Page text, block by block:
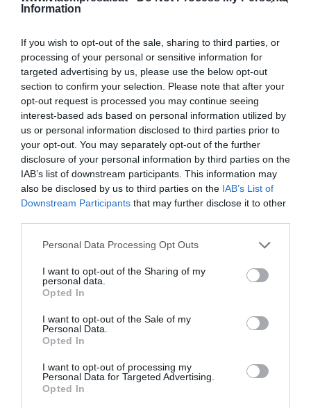
Information
If you wish to opt-out of the sale, sharing to third parties, or
processing of your personal or sensitive information for
targeted advertising by us, please use the below opt-out
section to confirm your selection. Please note that after your
opt-out request is processed you may continue seeing
interest-based ads based on personal information utilized by
us or personal information disclosed to third parties prior to
your opt-out. You may separately opt-out of the further
disclosure of your personal information by third parties on the
IAB’s list of downstream participants. This information may
also be disclosed by us to third parties on the IAB’s List of
Downstream Participants that may further disclose it to other
Personal Data Processing Opt Outs
I want to opt-out of the Sharing of my
personal data.
Opted In
I want to opt-out of the Sale of my
Personal Data.
Opted In
I want to opt-out of processing my
Personal Data for Targeted Advertising.
Opted In
Google de forma gratuïta
Estigues informat amb les últimes notícies d'actualitat
ACTIVAR ARA
RELACIONADES
aconsegueix el
segell B Corp per la
protagonista a la